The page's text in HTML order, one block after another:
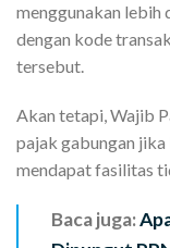
menggunakan lebih
dengan kode
tersebut.
Akan tetapi, Wajib
pajak gabungan jika
mendapat fasilitas
Baca juga: